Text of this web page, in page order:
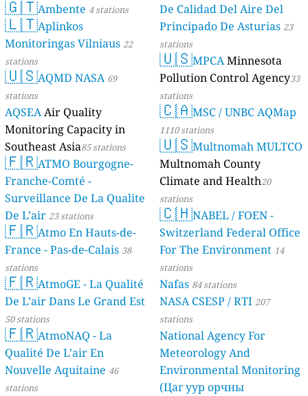
🇬🇹Ambente 4 stations
🇱🇹Aplinkos
Monitoringas Vilniaus 22
stations
🇺🇸AQMD NASA 69
stations
AQSEAAir Quality
Monitoring Capacity in
Southeast Asia85 stations
🇫🇷ATMO Bourgogne-
Franche-Comté -
Surveillance De La Qualite
De L’air 23 stations
🇫🇷Atmo En Hauts-de-
France - Pas-de-Calais 38
stations
🇫🇷AtmoGE - La Qualité
De L’air Dans Le Grand Est
50 stations
🇫🇷AtmoNAQ - La
Qualité De L’air En
Nouvelle Aquitaine 46
stations
De Calidad Del Aire Del
Principado De Asturias 23
stations
🇺🇸MPCAMinnesota
Pollution Control Agency33
stations
🇨🇦MSC / UNBC AQMap
1110 stations
🇺🇸Multnomah MULTCO
Multnomah County
Climate and Health20
stations
🇨🇭NABEL / FOEN -
Switzerland Federal Office
For The Environment 14
stations
Nafas 84 stations
NASA CSESP / RTI 207
stations
National Agency For
Meteorology And
Environmental Monitoring
(Цаг уур орчны